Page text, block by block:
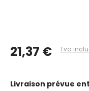
21,37 € Tva
Livraison prévue